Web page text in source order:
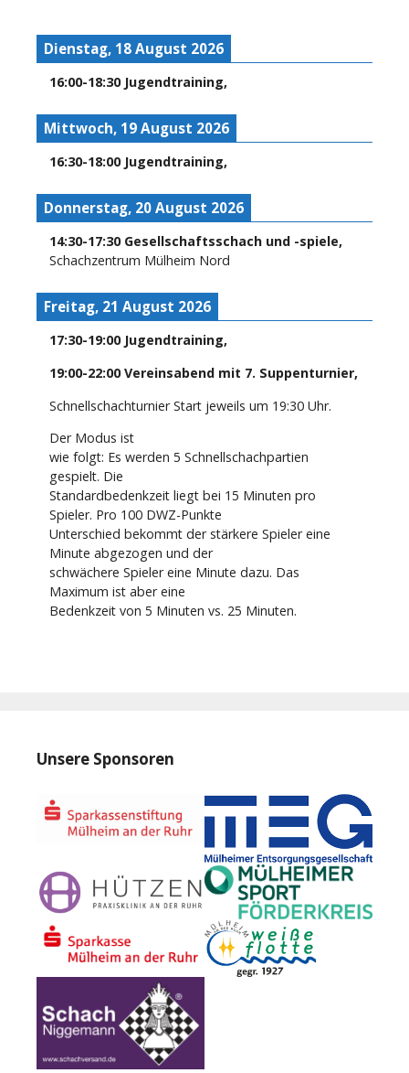
Dienstag, 18 August 2026
16:00-18:30 Jugendtraining,
Mittwoch, 19 August 2026
16:30-18:00 Jugendtraining,
Donnerstag, 20 August 2026
14:30-17:30 Gesellschaftsschach und -spiele,
Schachzentrum Mülheim Nord
Freitag, 21 August 2026
17:30-19:00 Jugendtraining,
19:00-22:00 Vereinsabend mit 7. Suppenturnier,
Schnellschachturnier Start jeweils um 19:30 Uhr.
Der Modus ist
wie folgt: Es werden 5 Schnellschachpartien
gespielt. Die
Standardbedenkzeit liegt bei 15 Minuten pro
Spieler. Pro 100 DWZ-Punkte
Unterschied bekommt der stärkere Spieler eine
Minute abgezogen und der
schwächere Spieler eine Minute dazu. Das
Maximum ist aber eine
Bedenkzeit von 5 Minuten vs. 25 Minuten.
Unsere Sponsoren